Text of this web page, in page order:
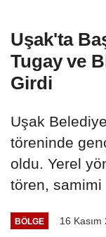
Uşak'ta
Tugay ve
Girdi
Uşak
töreninde
oldu. Yerel
tören, samimi
BÖLGE 16